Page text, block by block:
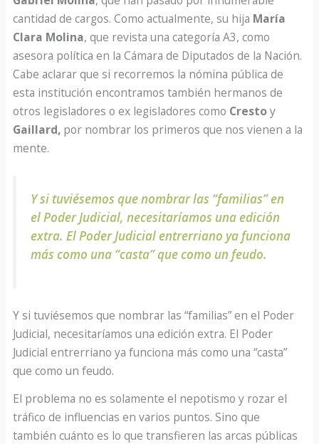
cantidad de cargos. Como actualmente, su hija María
Clara Molina, que revista una categoría A3, como
asesora política en la Cámara de Diputados de la Nación.
Cabe aclarar que si recorremos la nómina pública de
esta institución encontramos también hermanos de
otros legisladores o ex legisladores como Crestoy
Gaillard, por nombrar los primeros que nos vienen a la
mente.
Y si tuviésemos que nombrar las “familias” en
el Poder Judicial, necesitaríamos una edición
extra. El Poder Judicial entrerriano ya funciona
más como una “casta” que como un feudo.
Y si tuviésemos que nombrar las “familias” en el Poder
Judicial, necesitaríamos una edición extra. El Poder
Judicial entrerriano ya funciona más como una “casta”
que como un feudo.
El problema no es solamente el nepotismo y rozar el
tráfico de influencias en varios puntos. Sino que
también cuánto es lo que transfieren las arcas públicas